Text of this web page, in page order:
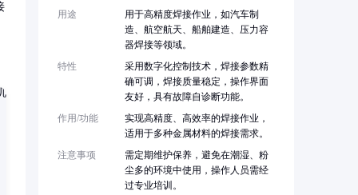
用途
用于高精度焊接作业，如汽车制
造、航空航天、船舶建造、压力容
器焊接等领域。
特性
采用数字化控制技术，焊接参数精
确可调，焊接质量稳定，操作界面
友好，具有故障自诊断功能。
作用/功能
实现高精度、高效率的焊接作业，
适用于多种金属材料的焊接需求。
注意事项
需定期维护保养，避免在潮湿、粉
尘多的环境中使用，操作人员需经
过专业培训。